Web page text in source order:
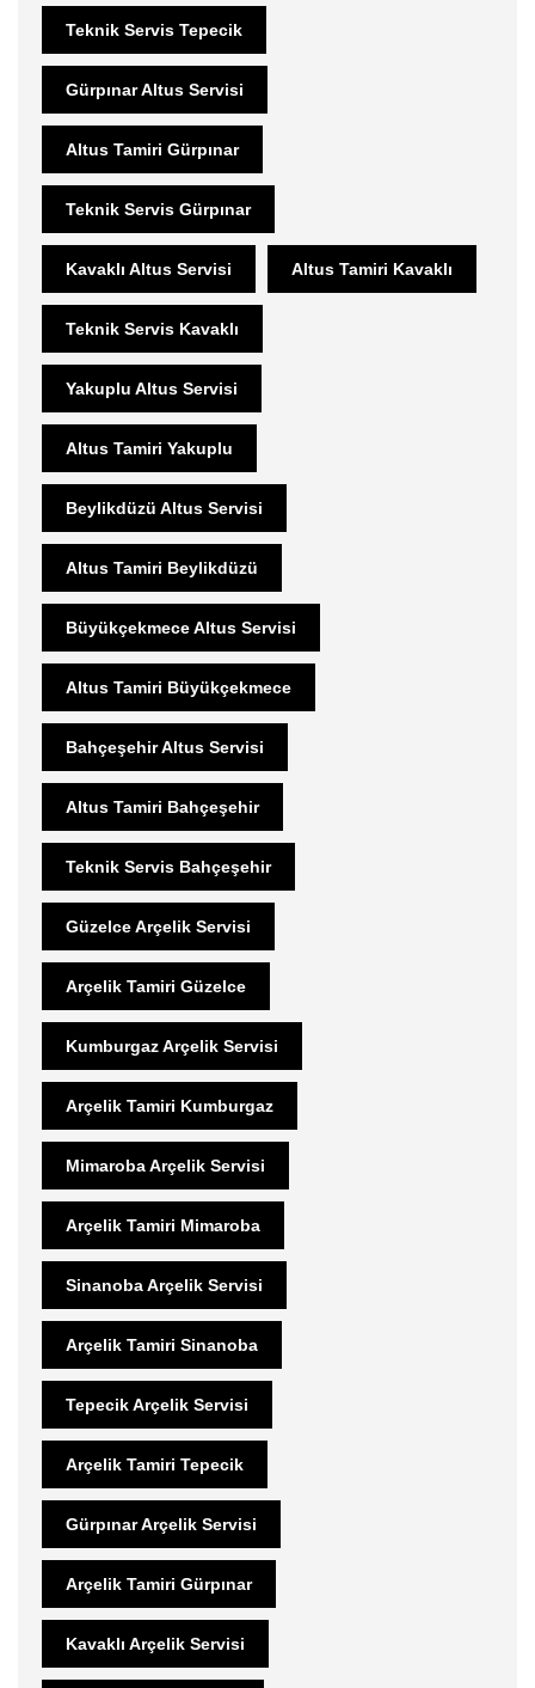
Teknik Servis Tepecik
Gürpınar Altus Servisi
Altus Tamiri Gürpınar
Teknik Servis Gürpınar
Kavaklı Altus Servisi Altus Tamiri Kavaklı
Teknik Servis Kavaklı
Yakuplu Altus Servisi
Altus Tamiri Yakuplu
Beylikdüzü Altus Servisi
Altus Tamiri Beylikdüzü
Büyükçekmece Altus Servisi
Altus Tamiri Büyükçekmece
Bahçeşehir Altus Servisi
Altus Tamiri Bahçeşehir
Teknik Servis Bahçeşehir
Güzelce Arçelik Servisi
Arçelik Tamiri Güzelce
Kumburgaz Arçelik Servisi
Arçelik Tamiri Kumburgaz
Mimaroba Arçelik Servisi
Arçelik Tamiri Mimaroba
Sinanoba Arçelik Servisi
Arçelik Tamiri Sinanoba
Tepecik Arçelik Servisi
Arçelik Tamiri Tepecik
Gürpınar Arçelik Servisi
Arçelik Tamiri Gürpınar
Kavaklı Arçelik Servisi